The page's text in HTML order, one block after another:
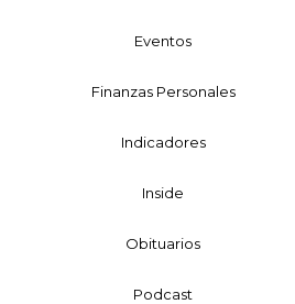
Eventos
Finanzas Personales
Indicadores
Inside
Obituarios
Podcast